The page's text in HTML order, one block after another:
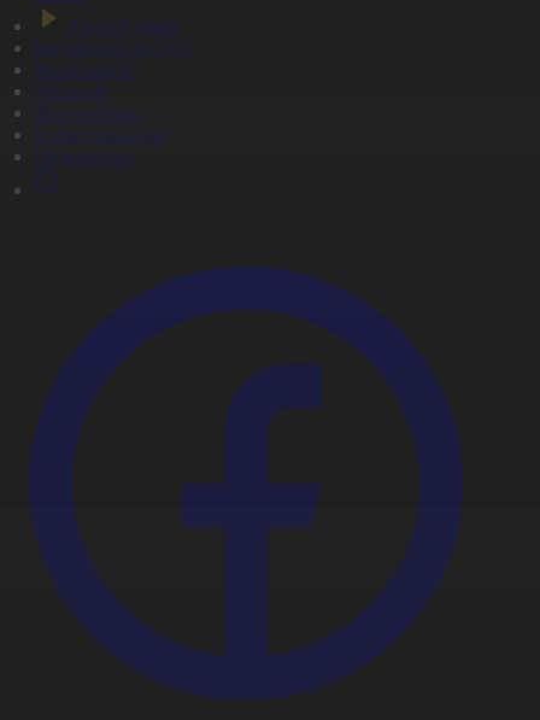
Тікелей эфир
Бағдарлама кестесі
Жаңалықтар
Жобалар
Телехикаялар
Мультсериалдар
Видеоархив